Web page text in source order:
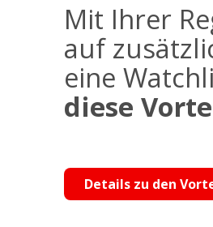
Mit Ihrer
auf
eine
diese
Details zu den